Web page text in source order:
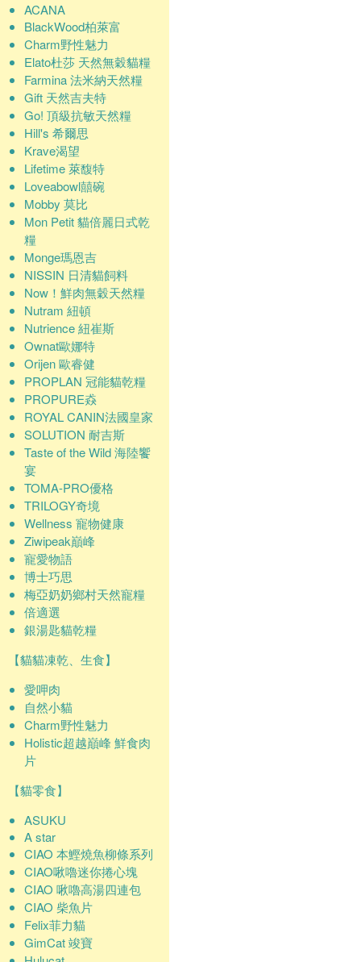
ACANA
BlackWood柏萊富
Charm野性魅力
Elato杜莎 天然無穀貓糧
Farmina 法米納天然糧
Gift 天然吉夫特
Go! 頂級抗敏天然糧
Hill's 希爾思
Krave渴望
Lifetime 萊馥特
Loveabowl囍碗
Mobby 莫比
Mon Petit 貓倍麗日式乾
糧
Monge瑪恩吉
NISSIN 日清貓飼料
Now！鮮肉無穀天然糧
Nutram 紐頓
Nutrience 紐崔斯
Ownat歐娜特
Orijen 歐睿健
PROPLAN 冠能貓乾糧
PROPURE猋
ROYAL CANIN法國皇家
SOLUTION 耐吉斯
Taste of the Wild 海陸饗
宴
TOMA-PRO優格
TRILOGY奇境
Wellness 寵物健康
Ziwipeak巔峰
寵愛物語
博士巧思
梅亞奶奶鄉村天然寵糧
倍適選
銀湯匙貓乾糧
【貓貓凍乾、生食】
愛呷肉
自然小貓
Charm野性魅力
Holistic超越巔峰 鮮食肉
片
【貓零食】
ASUKU
A star
CIAO 本鰹燒魚柳條系列
CIAO啾嚕迷你捲心塊
CIAO 啾嚕高湯四連包
CIAO 柴魚片
Felix菲力貓
GimCat 竣寶